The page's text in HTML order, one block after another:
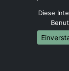
Umzug von
Umzug von
Umzug von
Umzug von
Diese